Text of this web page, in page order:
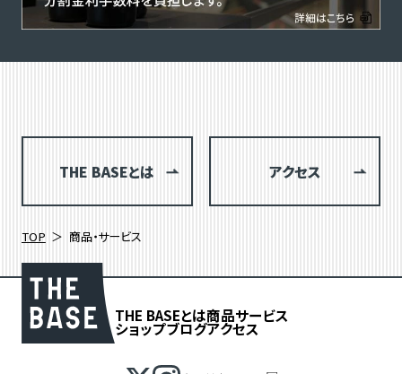
THE BASEとは アクセス
TOP 商品・サービス
THE BASEとは商品サービス
ショップブログアクセス